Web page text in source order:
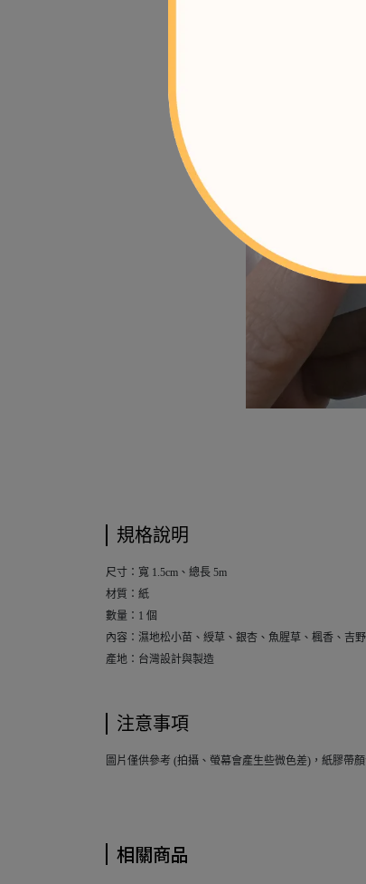
規格說明
尺寸：寬 1.5cm、總長 5m
材質：紙
數量：1 個
內容：濕地松小苗、綬草、銀杏、魚腥草、楓香、吉
產地：台灣設計與製造
注意事項
圖片僅供參考 (拍攝、螢幕會產生些微色差)，紙膠帶
相關商品